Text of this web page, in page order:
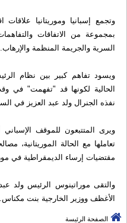
وتجمع إسبانيا وموريتانيا
بمجموعة من الاتفاقات
السرية والجريمة المنظمة والإرهاب.
ويسود تفاهم كبير بين نظام
الحالية لكونها قد "تفهمت" في
نفذه الجنرال ولد عبد العزيز في
ويرى المتتبعون للموقف
تعاملها مع الحالة الموريتانية،
مقتضيات إرساء الديمقراطية في
والتقى موراتينوس الرئيس ولد
الأغظف ووزير الخارجية بنت مكناس.
الصفحة الرئيسة